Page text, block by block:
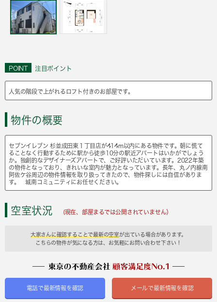
POINT 注目ポイント
人気の階段で上がれるロフト付きのお部屋です。
物件の概要
セブンイレブン 杉並成田東１丁目店が414m以内にある物件です。朝に慌て
ることなく行動するために駅から徒歩10分の駅近アパートはいかがでしょう
か。独創的なデザイナーズアパートで、ご好評いただいています。2022年築
の物件となっており、きれいな室内が魅力となっています。長年、丸ノ内線南
阿佐ケ谷周辺の物件情報を取り扱ってきたので、物件探しには自信がありま
す。 城南コミュニティにお任せください。
空室状況 (現在、部屋まるでは公開されていません）
大家さんに確認することで最新の空室が出ている場合があります。
こちらの物件が気になる方は、お気軽にお問い合わせ下さい！
電話で最新情報を確認 メールで最新情報を確認